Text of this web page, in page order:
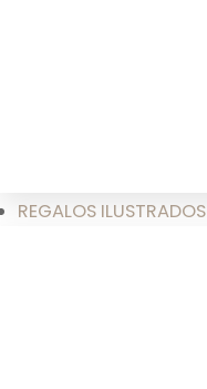
REGALOS ILUSTRADOS